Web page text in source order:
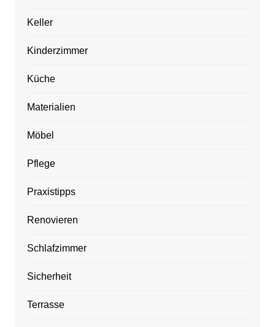
Keller
Kinderzimmer
Küche
Materialien
Möbel
Pflege
Praxistipps
Renovieren
Schlafzimmer
Sicherheit
Terrasse